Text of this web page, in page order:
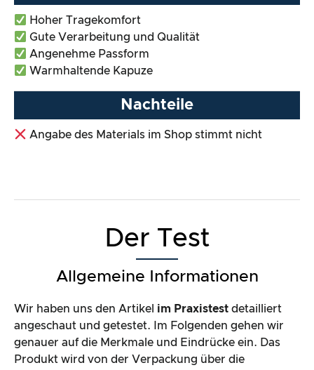
Hoher Tragekomfort
Gute Verarbeitung und Qualität
Angenehme Passform
Warmhaltende Kapuze
Nachteile
Angabe des Materials im Shop stimmt nicht
Der Test
Allgemeine Informationen
Wir haben uns den Artikel im Praxistest detailliert
angeschaut und getestet. Im Folgenden gehen wir
genauer auf die Merkmale und Eindrücke ein. Das
Produkt wird von der Verpackung über die